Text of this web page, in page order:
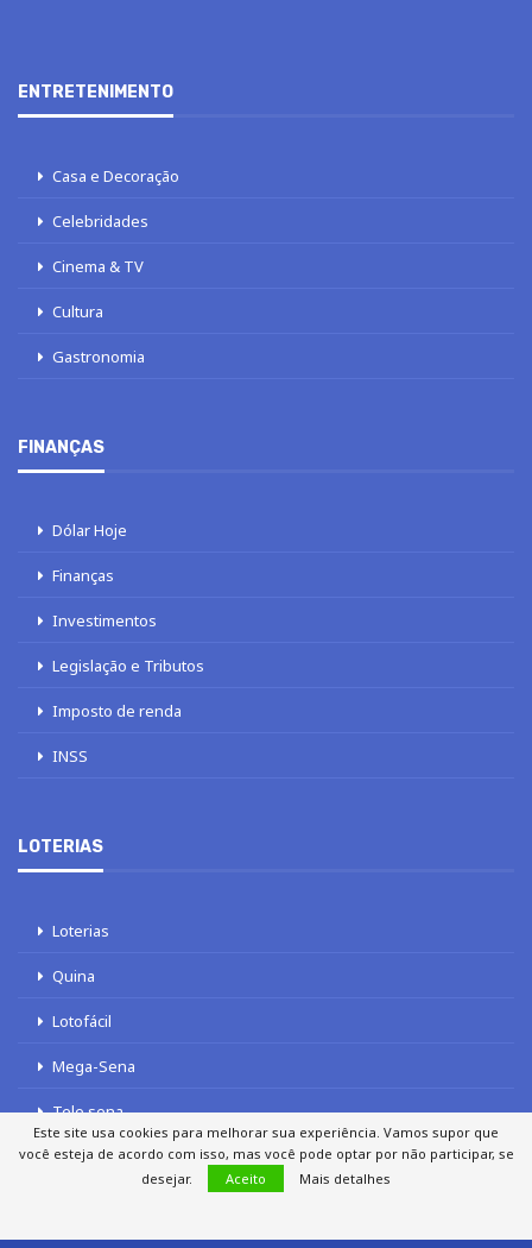
ENTRETENIMENTO
Casa e Decoração
Celebridades
Cinema & TV
Cultura
Gastronomia
FINANÇAS
Dólar Hoje
Finanças
Investimentos
Legislação e Tributos
Imposto de renda
INSS
LOTERIAS
Loterias
Quina
Lotofácil
Mega-Sena
Tele sena
Este site usa cookies para melhorar sua experiência. Vamos supor que
você esteja de acordo com isso, mas você pode optar por não participar, se
desejar.
Aceito Mais detalhes